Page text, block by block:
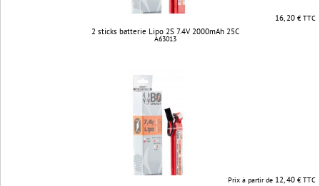
16, 20€ TTC
2 sticks batterie Lipo 2S 7.4V 2000mAh 25C
A63013
Prix à partir de 12, 40€ TTC